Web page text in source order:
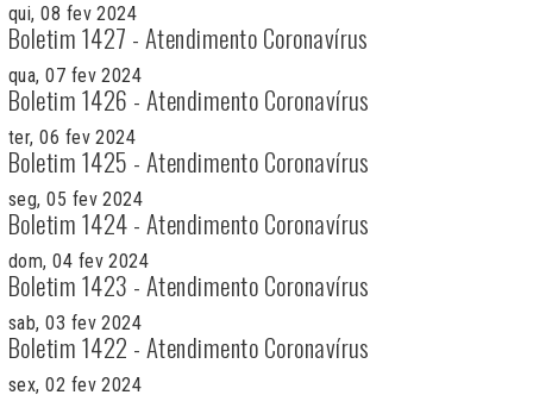
qui, 08 fev 2024
Boletim 1427 - Atendimento Coronavírus
qua, 07 fev 2024
Boletim 1426 - Atendimento Coronavírus
ter, 06 fev 2024
Boletim 1425 - Atendimento Coronavírus
seg, 05 fev 2024
Boletim 1424 - Atendimento Coronavírus
dom, 04 fev 2024
Boletim 1423 - Atendimento Coronavírus
sab, 03 fev 2024
Boletim 1422 - Atendimento Coronavírus
sex, 02 fev 2024